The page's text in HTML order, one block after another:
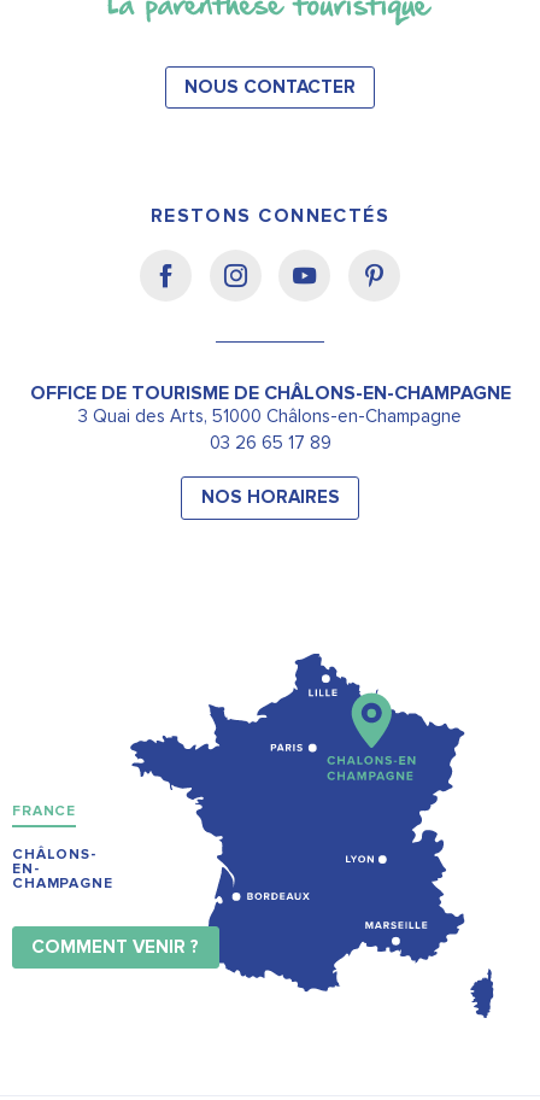
NOUS CONTACTER
RESTONS CONNECTÉS
OFFICE DE TOURISME DE CHÂLONS-EN-CHAMPAGNE
3 Quai des Arts, 51000 Châlons-en-Champagne
03 26 65 17 89
NOS HORAIRES
FRANCE
CHÂLONS-
EN-
CHAMPAGNE
COMMENT VENIR ?